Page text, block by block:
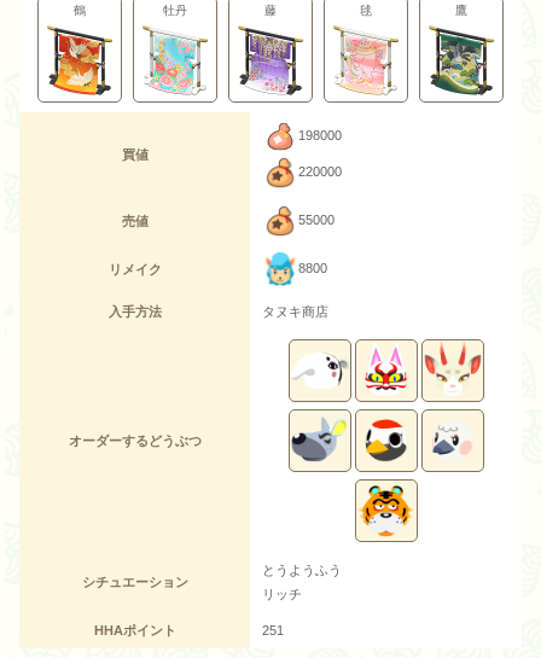
鶴 牡丹 藤 毬 鷹
買値
198000
220000
売値 55000
リメイク 8800
入手方法 タヌキ商店
オーダーするどうぶつ
シチュエーション
とうようふう
リッチ
HHAポイント 251